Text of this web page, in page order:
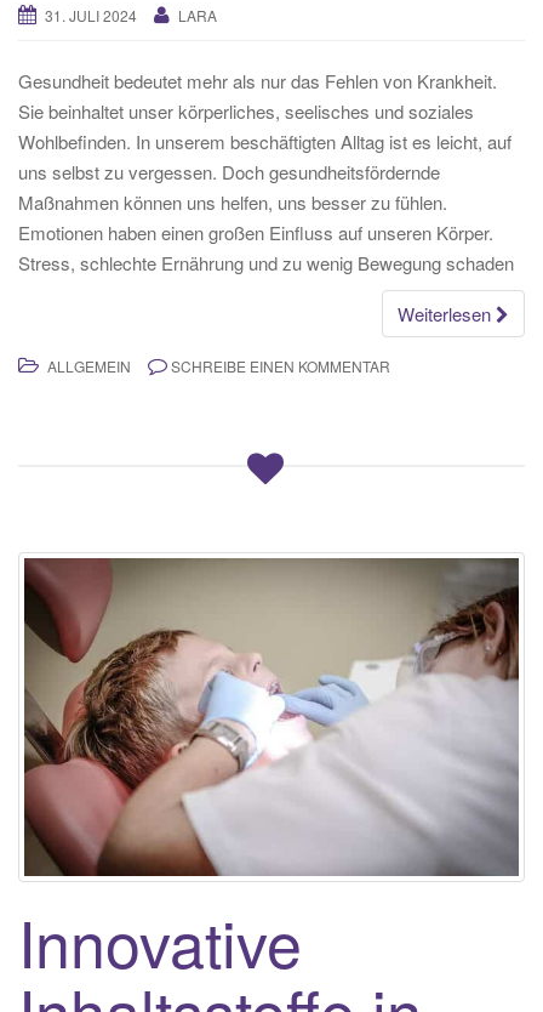
31. JULI 2024 LARA
Gesundheit bedeutet mehr als nur das Fehlen von Krankheit.
Sie beinhaltet unser körperliches, seelisches und soziales
Wohlbefinden. In unserem beschäftigten Alltag ist es leicht, auf
uns selbst zu vergessen. Doch gesundheitsfördernde
Maßnahmen können uns helfen, uns besser zu fühlen.
Emotionen haben einen großen Einfluss auf unseren Körper.
Stress, schlechte Ernährung und zu wenig Bewegung schaden
Weiterlesen
ALLGEMEIN SCHREIBE EINEN KOMMENTAR
Innovative